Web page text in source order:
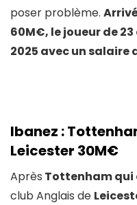
poser problème.
60M€, le joueur de
2025 avec un salaire
Ibanez :
Leicester 30M€
Après Tottenham qui
club Anglais de